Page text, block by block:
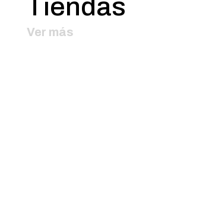
Tiendas
Ver más